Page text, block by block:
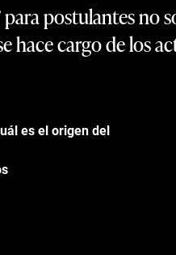
postulantes no
hace cargo de los
es el origen del